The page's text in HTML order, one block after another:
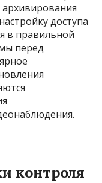
доступа
в правильной
перед
контроля